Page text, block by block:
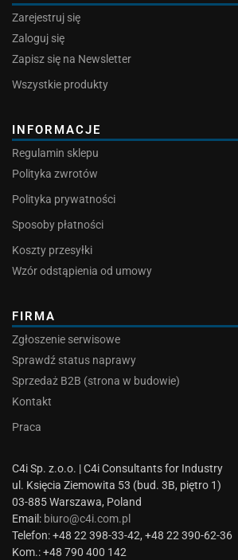
Zarejestruj się
Zaloguj się
Zapisz się na Newsletter
Wszystkie produkty
INFORMACJE
Regulamin sklepu
Polityka zwrotów
Polityka prywatności
Sposoby płatności
Koszty przesyłki
Wzór odstąpienia od umowy
FIRMA
Zgłoszenie serwisowe
Sprawdź status naprawy
Sprzedaż B2B (strona w budowie)
Kontakt
Praca
C4i Sp. z.o.o. | C4i Consultants for Industry
ul. Księcia Ziemowita 53 (bud. 3B, piętro 1)
03-885 Warszawa, Poland
Email: biuro@c4i.com.pl
Telefon: +48 22 398-33-42, +48 22 390-62-36
Kom.: +48 790 400 142